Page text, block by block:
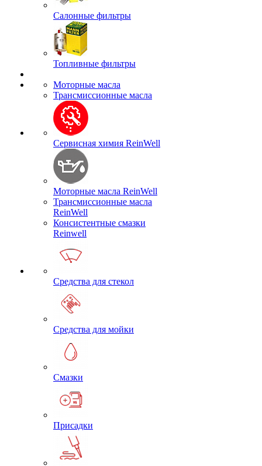
Салонные фильтры
Топливные фильтры
Моторные масла
Трансмиссионные масла
Сервисная химия ReinWell
Моторные масла ReinWell
Трансмиссионные масла
ReinWell
Консистентные смазки
Reinwell
Средства для стекол
Средства для мойки
Смазки
Присадки